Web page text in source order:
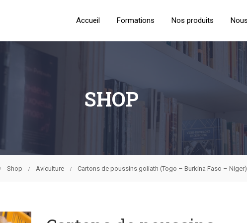
Accueil Formations Nos produits
Shop Aviculture Cartons de poussins goliath (Togo – Burkina Faso – Niger)
SHOP